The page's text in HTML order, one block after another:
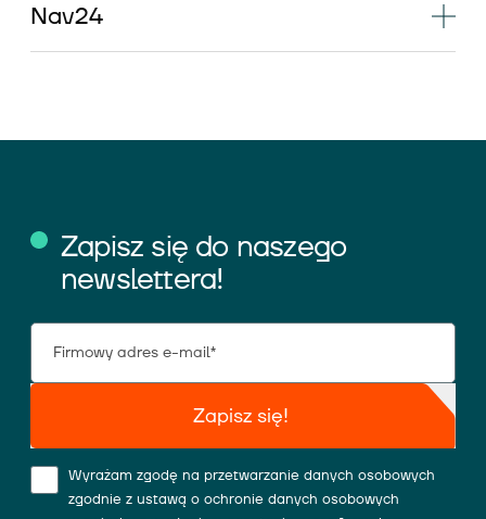
Nav24
Zapisz się do naszego
newslettera!
Zapisz się!
Wyrażam zgodę na przetwarzanie danych osobowych
zgodnie z ustawą o ochronie danych osobowych